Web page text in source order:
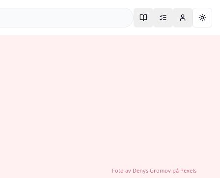
Foto av Denys Gromovpå Pexels